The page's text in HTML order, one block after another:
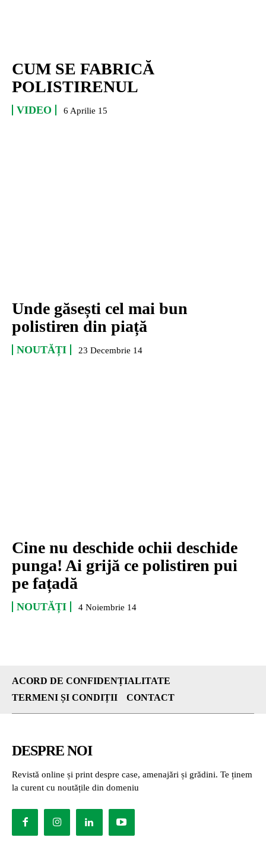
CUM SE FABRICĂ
POLISTIRENUL
VIDEO 6 Aprilie 15
Unde găsești cel mai bun
polistiren din piață
NOUTĂȚI 23 Decembrie 14
Cine nu deschide ochii deschide
punga! Ai grijă ce polistiren pui
pe fațadă
NOUTĂȚI 4 Noiembrie 14
ACORD DE CONFIDENȚIALITATE
TERMENI ȘI CONDIȚII
CONTACT
DESPRE NOI
Revistă online și print despre case, amenajări și grădini. Te ținem
la curent cu noutățile din domeniu